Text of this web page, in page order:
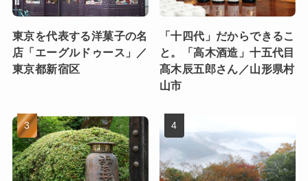
東京を代表する洋菓子の名
店「エーグルドゥース」／
東京都新宿区
「十四代」だからできるこ
と。「高木酒造」十五代目
髙木辰五郎さん／山形県村
山市